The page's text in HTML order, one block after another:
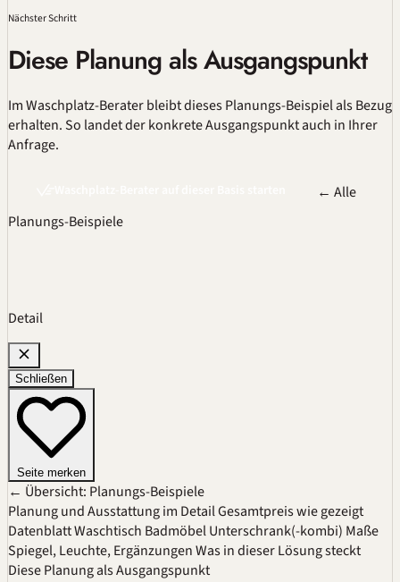
Nächster Schritt
Diese Planung als Ausgangspunkt
ImWaschplatz-Beraterbleibt dieses Planungs-Beispiel als Bezug
erhalten. So landet der konkrete Ausgangspunkt auch in Ihrer
Anfrage.
← Alle
Planungs-Beispiele
Detail
Schließen
Seite merken
← Übersicht: Planungs-Beispiele
Planung und Ausstattung im DetailGesamtpreis wie gezeigt
DatenblattWaschtisch BadmöbelUnterschrank(-kombi) Maße
Spiegel, Leuchte, ErgänzungenWas in dieser Lösung steckt
Diese Planung als Ausgangspunkt